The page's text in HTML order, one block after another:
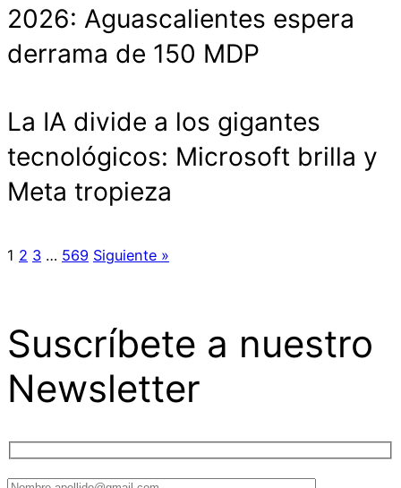
2026: Aguascalientes espera
derrama de 150 MDP
La IA divide a los gigantes
tecnológicos: Microsoft brilla y
Meta tropieza
1 2 3 … 569 Siguiente »
Suscríbete a nuestro
Newsletter